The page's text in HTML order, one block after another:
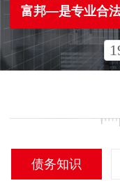
富邦—是专业合
债务知识